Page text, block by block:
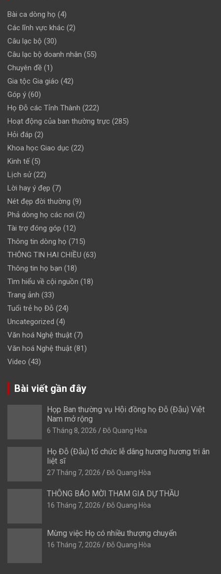
Bài ca dòng họ (4)
Các lĩnh vực khác (2)
Câu lạc bộ (30)
Câu lạc bộ doanh nhân (55)
Chuyên đề (1)
Gia tộc Gia giáo (42)
Góp ý (60)
Họ Đỗ các Tỉnh Thành (222)
Hoạt động của ban thường trực (285)
Hỏi đáp (2)
Khoa học Giao dục (22)
Kinh tế(5)
Lịch sử(22)
Lời hay ý đẹp (7)
Nét đẹp đời thường (9)
Phả dòng họ các nơi (2)
Tài trợ đóng góp (12)
Thông tin dòng họ (715)
THÔNG TIN HAI CHIỀU (63)
Thông tin họ bạn (18)
Tìm hiểu về cội nguồn (18)
Trang ảnh (33)
Tuổi trẻ họ Đỗ (24)
Uncategorized (4)
Văn hoá Nghệ thuật (7)
Văn hoá Nghệ thuật (81)
Video (43)
Bài viết gần đây
Họp Ban thường vụ Hội đồng họ Đỗ (Đậu) Việt
Nam mở rộng
6 Tháng 8, 2026 Đỗ Quang Hòa
Họ Đỗ (Đậu) tổ chức lễ dâng hương hương tri ân
liệt sĩ
27 Tháng 7, 2026 Đỗ Quang Hòa
THÔNG BÁO MỜI THAM GIA DỰ THẦU
16 Tháng 7, 2026 Đỗ Quang Hòa
Mừng việc Họ có nhiều thượng chuyển
16 Tháng 7, 2026 Đỗ Quang Hòa